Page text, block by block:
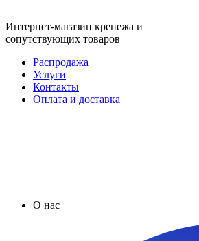
Интернет-магазин крепежа и
сопутствующих товаров
Распродажа
Услуги
Контакты
Оплата и доставка
О нас